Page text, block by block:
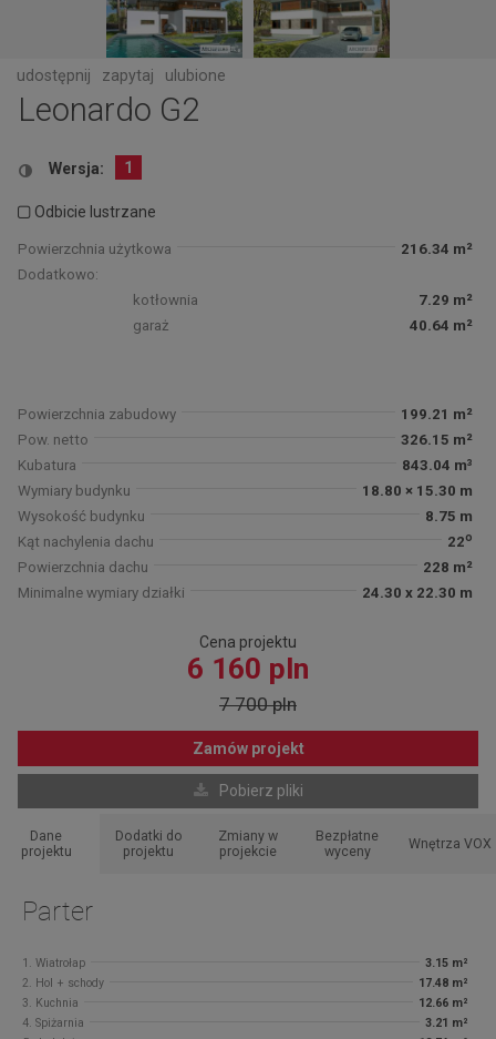
udostępnij zapytaj ulubione
Leonardo G2
Wersja: 1
Odbicie lustrzane
Powierzchnia użytkowa
216.34 m²
Dodatkowo:
kotłownia
7.29 m²
garaż
40.64 m²
Powierzchnia zabudowy
199.21 m²
Pow. netto
326.15 m²
Kubatura
843.04 m³
Wymiary budynku
18.80 × 15.30 m
Wysokość budynku
8.75 m
Kąt nachylenia dachu
22o
Powierzchnia dachu
228 m²
Minimalne wymiary działki
24.30 x 22.30 m
Cena projektu
6 160 pln
7 700 pln
Zamów projekt
Pobierz pliki
Dane
projektu
Dodatki do
projektu
Zmiany w
projekcie
Bezpłatne
wyceny
Wnętrza VOX
Parter
1. Wiatrołap
3.15 m²
2. Hol + schody
17.48 m²
3. Kuchnia
12.66 m²
4. Spiżarnia
3.21 m²